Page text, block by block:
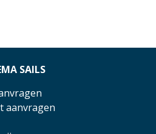
SAILS
aanvragen